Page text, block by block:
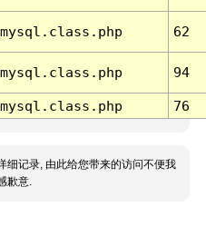
62
94
76
细记录, 由此给您带来的访问不便我
歉意.